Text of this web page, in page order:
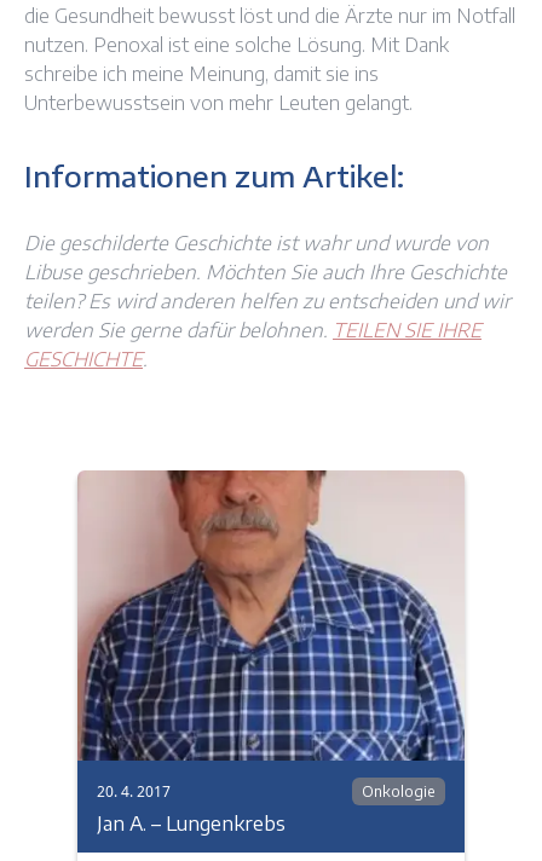
die Gesundheit bewusst löst und die Ärzte nur im Notfall
nutzen. Penoxal ist eine solche Lösung. Mit Dank
schreibe ich meine Meinung, damit sie ins
Unterbewusstsein von mehr Leuten gelangt.
Informationen zum Artikel:
Die geschilderte Geschichte ist wahr und wurde von
Libuse geschrieben. Möchten Sie auch Ihre Geschichte
teilen? Es wird anderen helfen zu entscheiden und wir
werden Sie gerne dafür belohnen. TEILEN SIE IHRE
GESCHICHTE.
20. 4. 2017 Onkologie
Jan A. – Lungenkrebs